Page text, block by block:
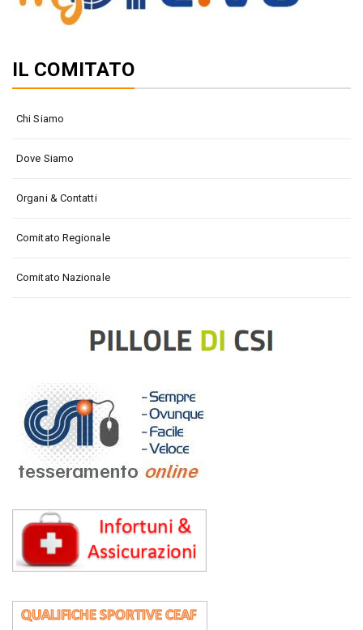
IL COMITATO
Chi Siamo
Dove Siamo
Organi & Contatti
Comitato Regionale
Comitato Nazionale